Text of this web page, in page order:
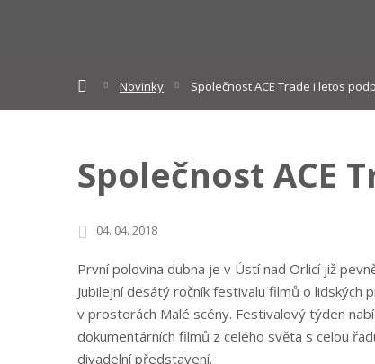
Novinky Společnost ACE Trade i letos
Společnost ACE
04. 04. 2018
První polovina dubna je v Ústí nad Orlicí již
Jubilejní desátý ročník festivalu filmů o lidských
v prostorách Malé scény. Festivalový týden
dokumentárních filmů z celého světa s celou
divadelní představení.